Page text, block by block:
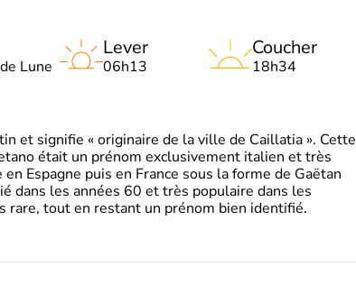
Lune
Lever
06h13
Coucher
18h34
et signifie « originaire de la ville de Caillatia ». Cette
était un prénom exclusivement italien et très
Espagne puis en France sous la forme de Gaëtan
dans les années 60 et très populaire dans les
rare, tout en restant un prénom bien identifié.